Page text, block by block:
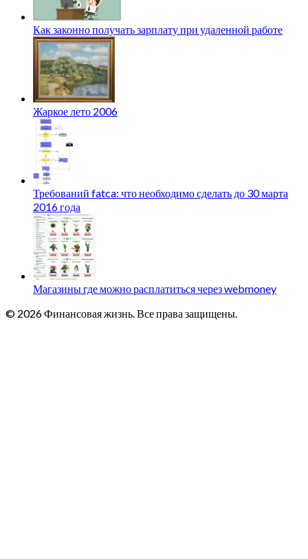
Как законно получать зарплату при удаленной работе
Жаркое лето 2006
Требований fatca: что необходимо сделать до 30 марта
2016 года
Магазины где можно расплатиться через webmoney
© 2026 Финансовая жизнь. Все права защищены.